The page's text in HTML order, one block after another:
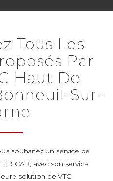
Tous Les
Par
Haut De
Sur-
souhaitez un service de
avec son service
solution de VTC